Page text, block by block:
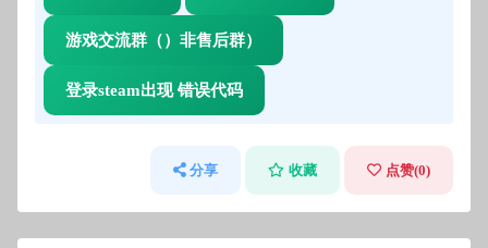
游戏交流群（）非售后群）
登录steam出现 错误代码
分享 收藏 点赞(0)